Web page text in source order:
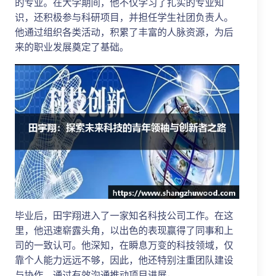
的专业。在大学期间，他不仅学习了扎实的专业知
识，还积极参与科研项目，并担任学生社团负责人。
他通过组织各类活动，积累了丰富的人脉资源，为后
来的职业发展奠定了基础。
毕业后，田宇翔进入了一家知名科技公司工作。在这
里，他迅速崭露头角，以出色的表现赢得了同事和上
司的一致认可。他深知，在瞬息万变的科技领域，仅
靠个人能力远远不够，因此，他还特别注重团队建设